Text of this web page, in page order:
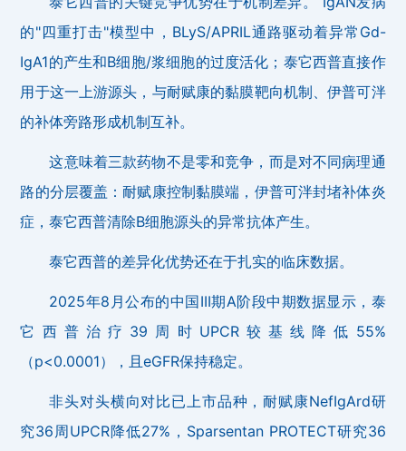
的"四重打击"模型中，BLyS/APRIL通路驱动着异常Gd-
IgA1的产生和B细胞/浆细胞的过度活化；泰它西普直接作
用于这一上游源头，与耐赋康的黏膜靶向机制、伊普可泮
的补体旁路形成机制互补。
这意味着三款药物不是零和竞争，而是对不同病理通
路的分层覆盖：耐赋康控制黏膜端，伊普可泮封堵补体炎
症，泰它西普清除B细胞源头的异常抗体产生。
泰它西普的差异化优势还在于扎实的临床数据。
2025年8月公布的中国III期A阶段中期数据显示，泰
它西普治疗39周时UPCR较基线降低55%
（p<0.0001），且eGFR保持稳定。
非头对头横向对比已上市品种，耐赋康NefIgArd研
究36周UPCR降低27%，Sparsentan PROTECT研究36